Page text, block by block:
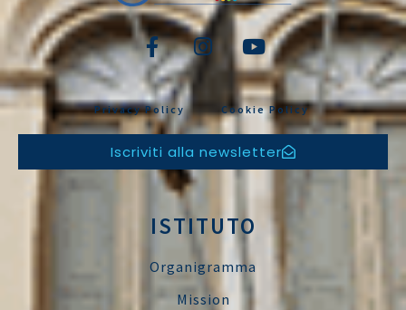
Privacy Policy Cookie Policy
Iscriviti alla newsletter
ISTITUTO
Organigramma
Mission